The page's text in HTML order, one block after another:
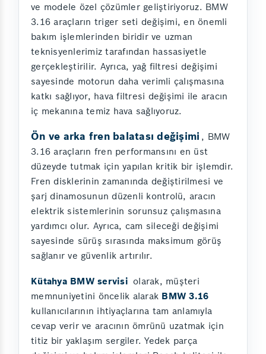
ve modele özel çözümler geliştiriyoruz. BMW
3.16 araçların triger seti değişimi, en önemli
bakım işlemlerinden biridir ve uzman
teknisyenlerimiz tarafından hassasiyetle
gerçekleştirilir. Ayrıca, yağ filtresi değişimi
sayesinde motorun daha verimli çalışmasına
katkı sağlıyor, hava filtresi değişimi ile aracın
iç mekanına temiz hava sağlıyoruz.
Ön ve arka fren balatası değişimi , BMW
3.16 araçların fren performansını en üst
düzeyde tutmak için yapılan kritik bir işlemdir.
Fren disklerinin zamanında değiştirilmesi ve
şarj dinamosunun düzenli kontrolü, aracın
elektrik sistemlerinin sorunsuz çalışmasına
yardımcı olur. Ayrıca, cam sileceği değişimi
sayesinde sürüş sırasında maksimum görüş
sağlanır ve güvenlik artırılır.
Kütahya BMW servisi olarak, müşteri
memnuniyetini öncelik alarak BMW 3.16
kullanıcılarının ihtiyaçlarına tam anlamıyla
cevap verir ve aracının ömrünü uzatmak için
titiz bir yaklaşım sergiler. Yedek parça